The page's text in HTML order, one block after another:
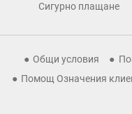
Сигурно плащане
Общи условия
Помощ Означения